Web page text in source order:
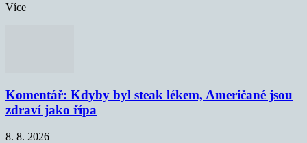
Více
Komentář: Kdyby byl steak lékem, Američané jsou
zdraví jako řípa
8. 8. 2026